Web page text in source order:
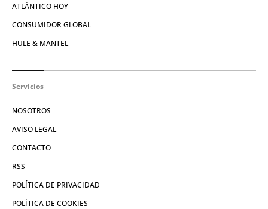
ATLÁNTICO HOY
CONSUMIDOR GLOBAL
HULE & MANTEL
Servicios
NOSOTROS
AVISO LEGAL
CONTACTO
RSS
POLÍTICA DE PRIVACIDAD
POLÍTICA DE COOKIES